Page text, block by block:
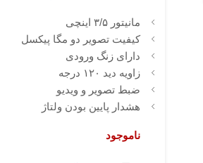
مانیتور ۳/۵ اینچی
کیفیت تصویر دو مگا پیکسل
دارای زنگ ورودی
زاویه دید ۱۲۰ درجه
ضبط تصویر و ویدیو
هشدار پایین بودن ولتاژ
ناموجود